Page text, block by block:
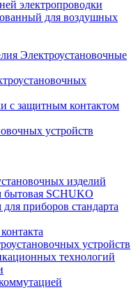
электропроводки
для воздушных
Электроустановочные
с защитным контактом
устройств
изделий
бытовая SCHUKO
приборов стандарта
устройств
технологий